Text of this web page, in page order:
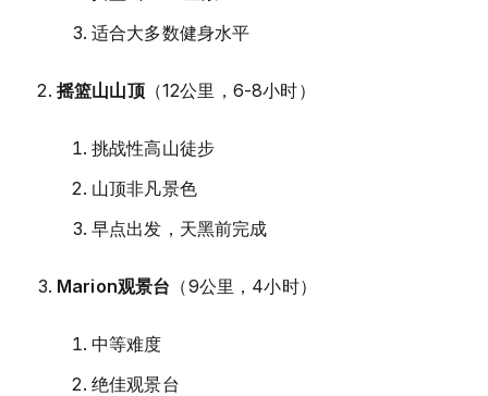
适合大多数健身水平
摇篮山山顶（12公里，6-8小时）
挑战性高山徒步
山顶非凡景色
早点出发，天黑前完成
Marion观景台 （9公里，4小时）
中等难度
绝佳观景台